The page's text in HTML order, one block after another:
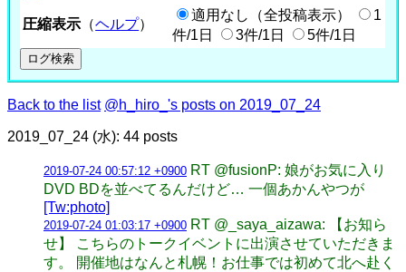
圧縮表示 （ヘルプ）
適用なし（全投稿表示）
1
件/1日
3件/1日 5件/1日
Back to the list @h_hiro_'s posts on 2019_07_24
2019_07_24 (水): 44 posts
2019-07-24 00:57:12 +0900 RT @fusionP: 娘がお気に入り
DVD BDを並べてるんだけど… 一個あかんやつが
[Tw:photo]
2019-07-24 01:03:17 +0900 RT @_saya_aizawa: 【お知ら
せ】 こちらのトークイベントに出演させていただきま
す。 開催地はなんと札幌！お仕事では初めて北へ赴く